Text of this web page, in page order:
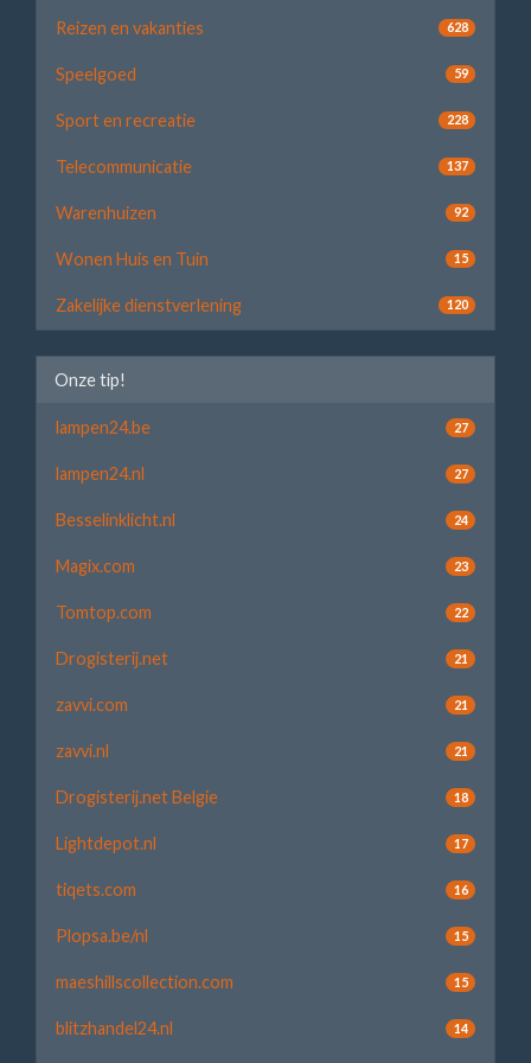
Reizen en vakanties 628
Speelgoed 59
Sport en recreatie 228
Telecommunicatie 137
Warenhuizen 92
Wonen Huis en Tuin 15
Zakelijke dienstverlening 120
Onze tip!
lampen24.be 27
lampen24.nl 27
Besselinklicht.nl 24
Magix.com 23
Tomtop.com 22
Drogisterij.net 21
zavvi.com 21
zavvi.nl 21
Drogisterij.net Belgie 18
Lightdepot.nl 17
tiqets.com 16
Plopsa.be/nl 15
maeshillscollection.com 15
blitzhandel24.nl 14